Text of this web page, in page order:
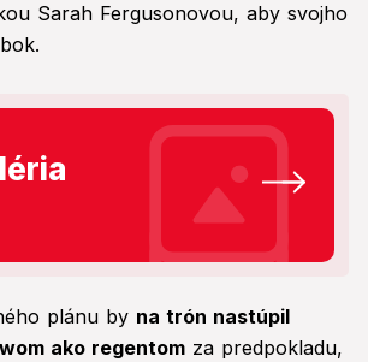
Sarah Fergusonovou, aby svojho
plánu by na trón nastúpil
ako regentom za predpokladu,